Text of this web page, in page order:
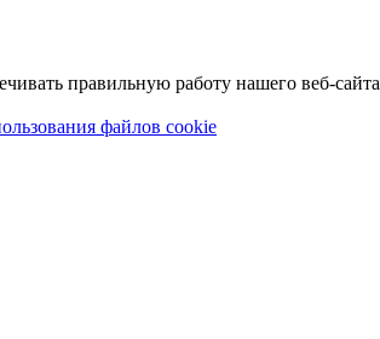
правильную работу нашего веб-
файлов cookie